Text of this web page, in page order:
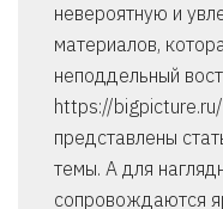
невероятную и
материалов,
неподдельный
https://
представлены
темы. А для
сопровождаются